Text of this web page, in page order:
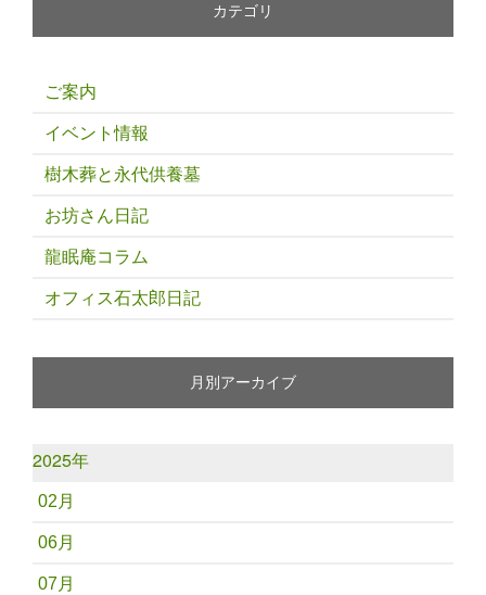
カテゴリ
ご案内
イベント情報
樹木葬と永代供養墓
お坊さん日記
龍眠庵コラム
オフィス石太郎日記
月別アーカイブ
2025年
02月
06月
07月